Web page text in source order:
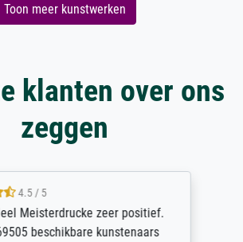
Toon meer kunstwerken
klanten over ons
zeggen
4.5 / 5
Meisterdrucke zeer positief.
beschikbare kunstenaars